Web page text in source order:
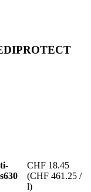
CHF 18.45
(CHF 461.25 /
l)